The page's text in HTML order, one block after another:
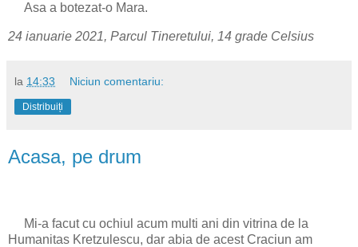
Asa a botezat-o Mara.
24 ianuarie 2021, Parcul Tineretului, 14 grade Celsius
la 14:33 Niciun comentariu:
Distribuiți
Acasa, pe drum
Mi-a facut cu ochiul acum multi ani din vitrina de la
Humanitas Kretzulescu, dar abia de acest Craciun am